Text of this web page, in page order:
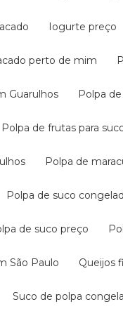
Iogurte preço
perto de mim
Guarulhos Polpa
Polpa de frutas para
Polpa de
Polpa de suco
de suco preço
São Paulo
Suco de polpa